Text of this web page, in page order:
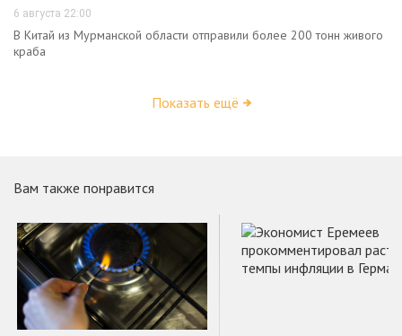
6 августа 22:00
В Китай из Мурманской области отправили более 200 тонн живого
краба
Показать ещё
Вам также понравится